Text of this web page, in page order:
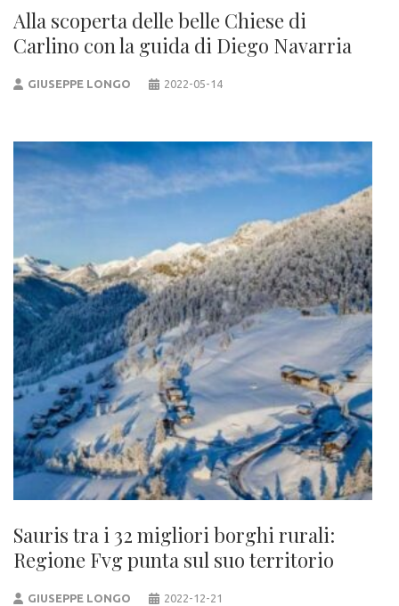
Alla scoperta delle belle Chiese di
Carlino con la guida di Diego Navarria
GIUSEPPE LONGO 2022-05-14
Sauris tra i 32 migliori borghi rurali:
Regione Fvg punta sul suo territorio
GIUSEPPE LONGO 2022-12-21